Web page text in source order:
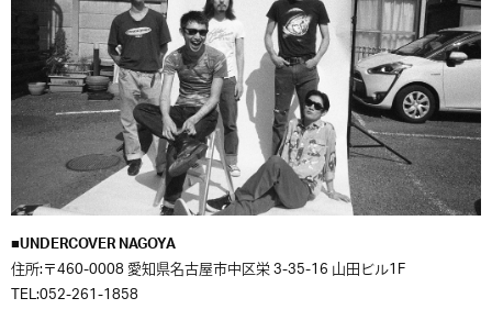
■UNDERCOVER NAGOYA
住所:〒460-0008 愛知県名古屋市中区栄 3-35-16 山田ビル1F
TEL:052-261-1858